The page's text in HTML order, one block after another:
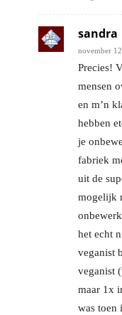
sandra
november
Precies!
mensen
en m’n
hebben
je
fabriek
uit de
mogelijk
het echt
veganist
veganist
maar 1x
was toen